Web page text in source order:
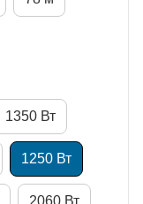
1350 Вт
1250 Вт
2060 Вт